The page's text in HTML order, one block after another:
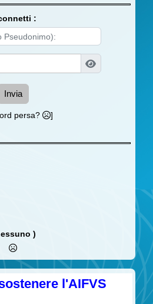
:
Invia
persa? ]
)
l'AIFVS